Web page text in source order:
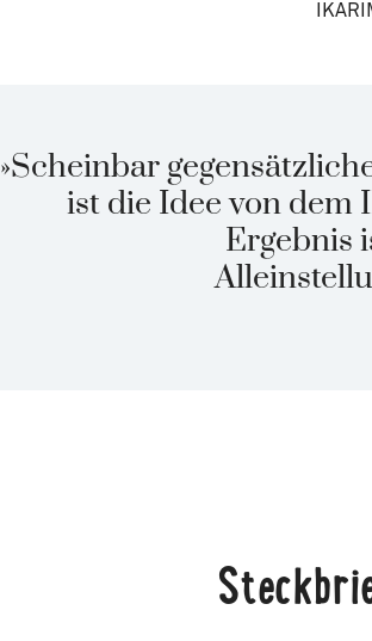
»Scheinbar
ist die Idee von dem
Ergebnis